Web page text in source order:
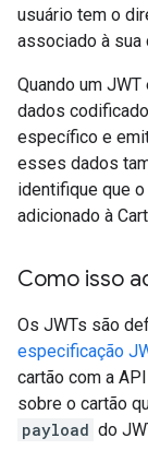
usuário tem o
associado à sua
Quando um
dados
específico e
esses dados
identifique que o
adicionado à
Como isso
Os JWTs são
especificação
cartão com a
sobre o cartão
payload do